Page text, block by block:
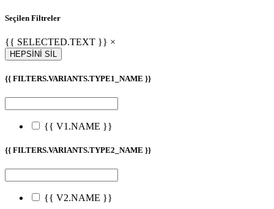
Seçilen Filtreler
{{ SELECTED.TEXT }} ×
HEPSİNİ SİL
{{ FILTERS.VARIANTS.TYPE1_NAME }}
{{ V1.NAME }}
{{ FILTERS.VARIANTS.TYPE2_NAME }}
{{ V2.NAME }}